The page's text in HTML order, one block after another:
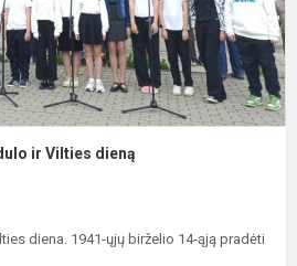
ir Vilties dieną
diena. 1941-ųjų birželio 14-ąją pradėti